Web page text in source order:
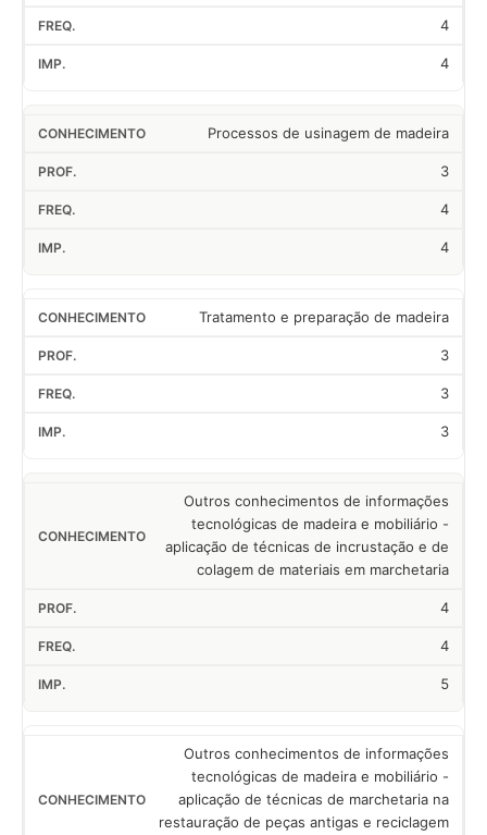
4
4
Processos de usinagem de madeira
3
4
4
Tratamento e preparação de madeira
3
3
3
Outros conhecimentos de informações
tecnológicas de madeira e mobiliário -
aplicação de técnicas de incrustação e de
colagem de materiais em marchetaria
4
4
5
Outros conhecimentos de informações
tecnológicas de madeira e mobiliário -
aplicação de técnicas de marchetaria na
restauração de peças antigas e reciclagem